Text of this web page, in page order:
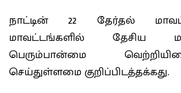
நாட்டின் 22 தேர்தல்
மாவட்டங்களில் தேசிய
பெரும்பான்மை
செய்துள்ளமை குறிப்பிடத்தக்கது.